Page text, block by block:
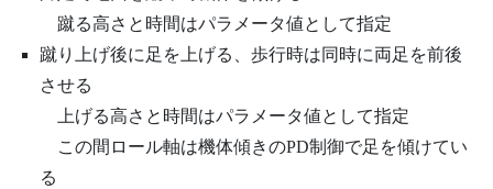
蹴る高さと時間はパラメータ値として指定
蹴り上げ後に足を上げる、歩行時は同時に両足を前後
させる
上げる高さと時間はパラメータ値として指定
この間ロール軸は機体傾きのPD制御で足を傾けてい
る